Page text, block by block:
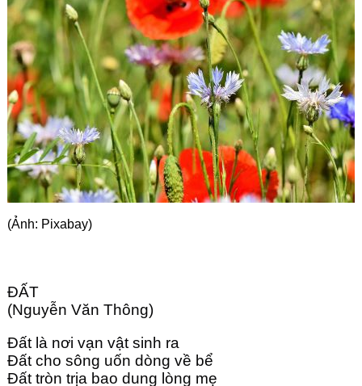
Góc chia sẻ
Liên hệ
Tìm kiếm
(Ảnh: Pixabay)
ĐẤT
(Nguyễn Văn Thông)
Đất là nơi vạn vật sinh ra
Đất cho sông uốn dòng về bể
Đất tròn trịa bao dung lòng mẹ